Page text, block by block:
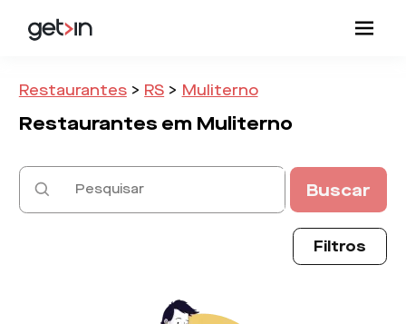
Restaurantes > RS > Muliterno
Restaurantes em Muliterno
Buscar
Filtros